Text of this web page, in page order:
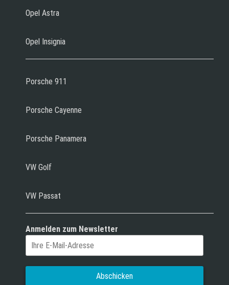
Opel Astra
Opel Insignia
Porsche 911
Porsche Cayenne
Porsche Panamera
VW Golf
VW Passat
Anmelden zum Newsletter